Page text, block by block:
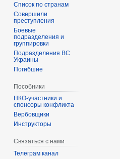
Список по странам
Совершили
преступления
Боевые
подразделения и
группировки
Подразделения ВС
Украины
Погибшие
Пособники
спонсоры конфликта
‏‎Вербовщики
Инструкторы
Связаться с нами
Телеграм канал